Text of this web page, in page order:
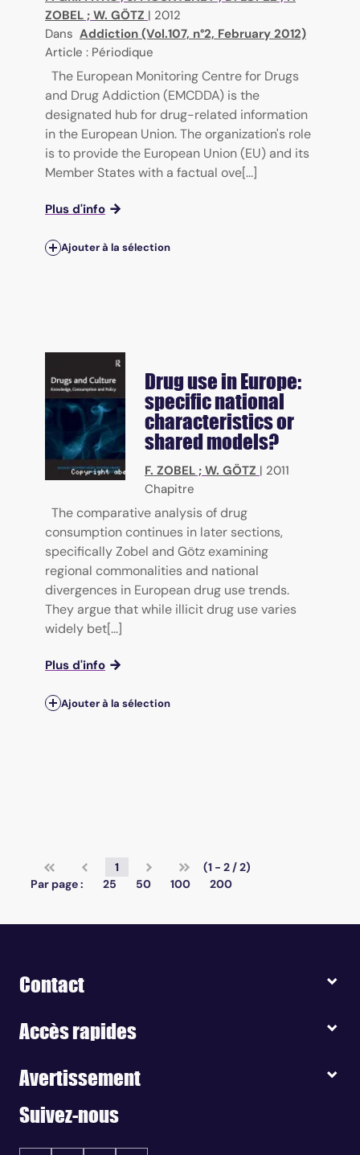
ZOBEL ; W. GÖTZ | 2012
Dans Addiction (Vol.107, n°2, February 2012)
Article : Périodique
The European Monitoring Centre for Drugs
and Drug Addiction (EMCDDA) is the
designated hub for drug-related information
in the European Union. The organization's role
is to provide the European Union (EU) and its
Member States with a factual ove[...]
Plus d'info
Ajouter à la sélection
Drug use in Europe:
specific national
characteristics or
shared models?
F. ZOBEL ; W. GÖTZ | 2011
Chapitre
The comparative analysis of drug
consumption continues in later sections,
specifically Zobel and Götz examining
regional commonalities and national
divergences in European drug use trends.
They argue that while illicit drug use varies
widely bet[...]
Plus d'info
Ajouter à la sélection
1
(1 - 2 / 2)
Par page :
25 50 100 200
Contact
Accès rapides
Avertissement
Suivez-nous